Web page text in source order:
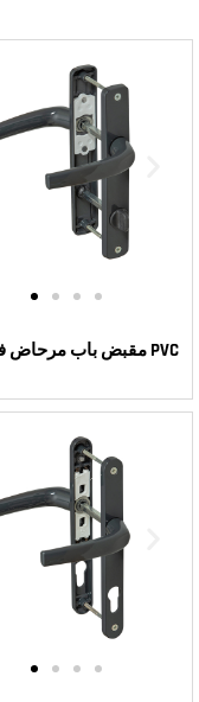
مقبض باب مرحاض فينوس PVC